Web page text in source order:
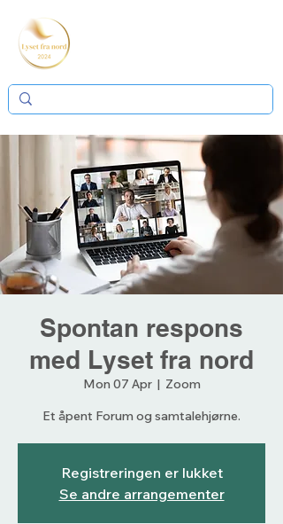
Spontan respons
med Lyset fra nord
Mon 07 Apr
  |
Zoom
Et åpent Forum og samtalehjørne.
Registreringen er lukket
Se andre arrangementer